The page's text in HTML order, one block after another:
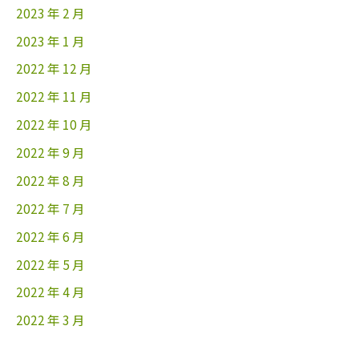
2023 年 2 月
2023 年 1 月
2022 年 12 月
2022 年 11 月
2022 年 10 月
2022 年 9 月
2022 年 8 月
2022 年 7 月
2022 年 6 月
2022 年 5 月
2022 年 4 月
2022 年 3 月